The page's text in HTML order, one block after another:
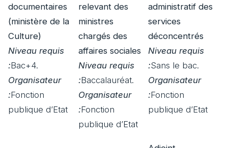
documentaires
(ministère de la
Culture)
Niveau requis
:Bac+4.
Organisateur
:Fonction
publique d’Etat
relevant des
ministres
chargés des
affaires sociales
Niveau requis
:Baccalauréat.
Organisateur
:Fonction
publique d’Etat
administratif des
services
déconcentrés
Niveau requis
:Sans le bac.
Organisateur
:Fonction
publique d’Etat